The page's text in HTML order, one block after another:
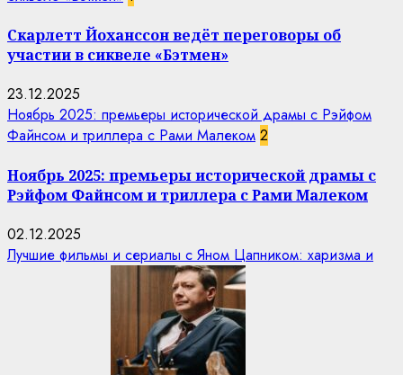
Скарлетт Йоханссон ведёт переговоры об
участии в сиквеле «Бэтмен»
23.12.2025
Ноябрь 2025: премьеры исторической драмы с Рэйфом
Файнсом и триллера с Рами Малеком 2
Ноябрь 2025: премьеры исторической драмы с
Рэйфом Файнсом и триллера с Рами Малеком
02.12.2025
Лучшие фильмы и сериалы с Яном Цапником: харизма и